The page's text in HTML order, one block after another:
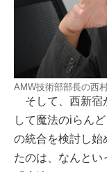
AMW技術部部長の西
そして、西新宿
して魔法のiらん
の統合を検討し始
たのは、なんとい